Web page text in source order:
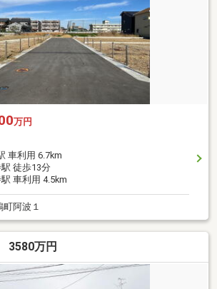
万円
車利用 6.7km
徒歩13分
車利用 4.5km
阿波１
3580万円